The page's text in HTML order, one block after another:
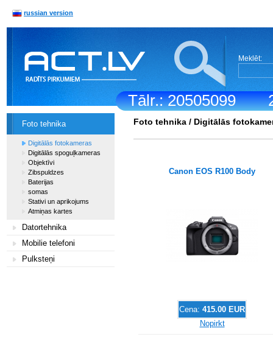
Tālr.: 20505099
russian version
Meklēt:
Foto tehnika
Digitālās fotokameras
Digitālās spoguļkameras
Objektīvi
Zibspuldzes
Baterijas
somas
Stativi un aprikojums
Atmiņas kartes
Datortehnika
Mobilie telefoni
Pulksteņi
Foto tehnika / Digitālās
Canon EOS R100 Body
Cena: 415.00 EUR
Nopirkt